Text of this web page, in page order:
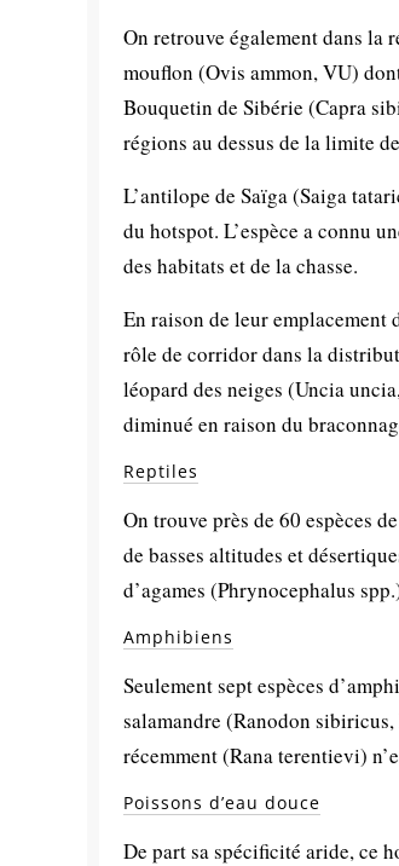
On retrouve également dans la
mouflon (Ovis ammon, VU)
Bouquetin de Sibérie (Capra
régions au dessus de la limite
L’antilope de Saïga (Saiga
du hotspot. L’espèce a connu
des habitats et de la chasse.
En raison de leur emplacement
rôle de corridor dans la
léopard des neiges (Uncia
diminué en raison du
Reptiles
On trouve près de 60 espèces
de basses altitudes et
d’agames (Phrynocephalus
Amphibiens
Seulement sept espèces
salamandre (Ranodon
récemment (Rana terentievi)
Poissons d’eau douce
De part sa spécificité aride, ce